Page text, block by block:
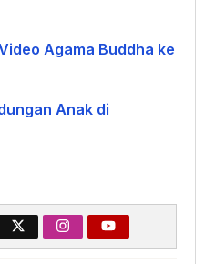
Agama Buddha ke
Anak di